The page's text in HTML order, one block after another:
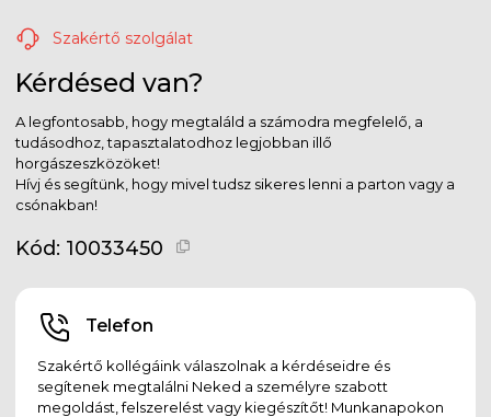
Szakértő szolgálat
Kérdésed van?
A legfontosabb, hogy megtaláld a számodra megfelelő, a
tudásodhoz, tapasztalatodhoz legjobban illő
horgászeszközöket!
Hívj és segítünk, hogy mivel tudsz sikeres lenni a parton vagy a
csónakban!
Kód: 10033450
Telefon
Szakértő kollégáink válaszolnak a kérdéseidre és
segítenek megtalálni Neked a személyre szabott
megoldást, felszerelést vagy kiegészítőt! Munkanapokon